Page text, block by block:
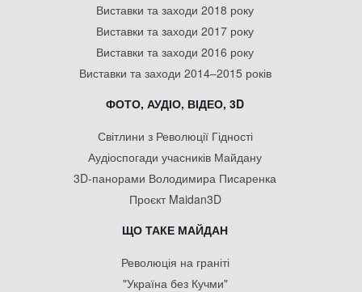
Виставки та заходи 2018 року
Виставки та заходи 2017 року
Виставки та заходи 2016 року
Виставки та заходи 2014–2015 років
ФОТО, АУДІО, ВІДЕО, 3D
Світлини з Революції Гідності
Аудіоспогади учасників Майдану
3D-панорами Володимира Писаренка
Проєкт Maidan3D
ЩО ТАКЕ МАЙДАН
Революція на граніті
"Україна без Кучми"